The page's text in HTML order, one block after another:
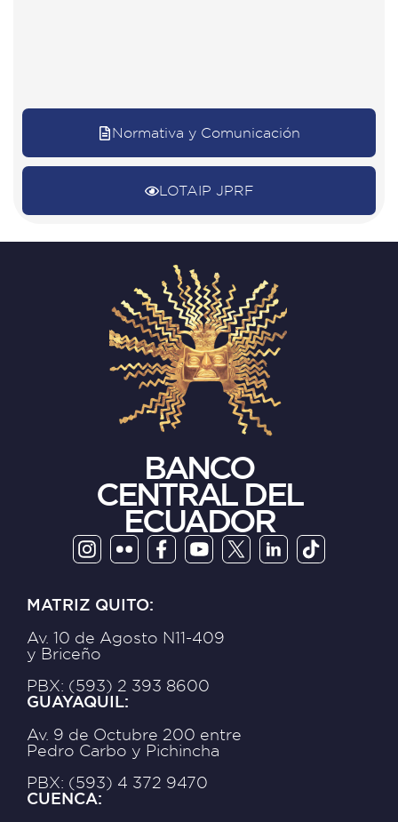
Normativa y Comunicación
LOTAIP JPRF
BANCO
CENTRAL DEL
ECUADOR
MATRIZ QUITO:
Av. 10 de Agosto N11-409
y Briceño
PBX: (593) 2 393 8600
GUAYAQUIL:
Av. 9 de Octubre 200 entre
Pedro Carbo y Pichincha
PBX: (593) 4 372 9470
CUENCA: